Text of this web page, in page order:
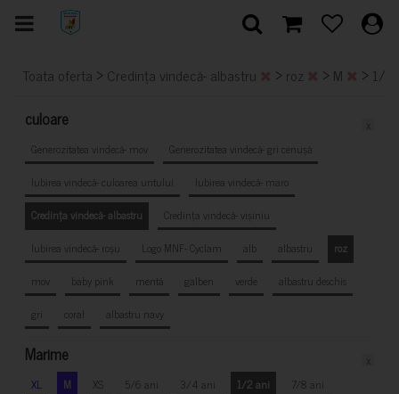
Toata oferta > Credința vindecă- albastru > roz > M > 1/2
culoare
Generozitatea vindecă- mov
Generozitatea vindecă- gri cenușă
Iubirea vindecă- culoarea untului
Iubirea vindecă- maro
Credința vindecă- albastru
Credința vindecă- vișiniu
Iubirea vindecă- roșu
Logo MNF- Cyclam alb albastru
roz
mov
baby pink mentă galben verde
albastru deschis
gri
coral albastru navy
Marime
XL M XS 5/6 ani 3/4 ani 1/2 ani
7/8 ani